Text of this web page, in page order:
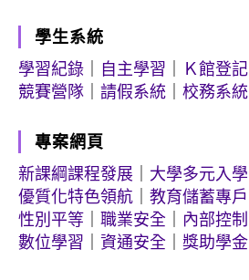
學生系統
學習紀錄
自主學習
Ｋ館登記
競賽營隊
請假系統 校務系統
專案網頁
新課綱課程發展
大學多元入學
優質化特色領航
教育儲蓄專戶
性別平等
職業安全
內部控制
數位學習
資通安全 獎助學金